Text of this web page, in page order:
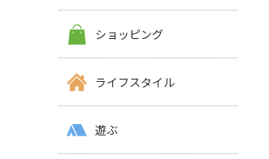
ショッピング
ライフスタイル
遊ぶ